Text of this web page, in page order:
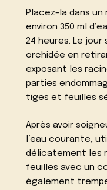
Placez-la dans
environ 350 ml
24 heures. Le
orchidée en
exposant les
parties
tiges et feuilles
Après avoir
l’eau courante,
délicatement les
feuilles avec un
également